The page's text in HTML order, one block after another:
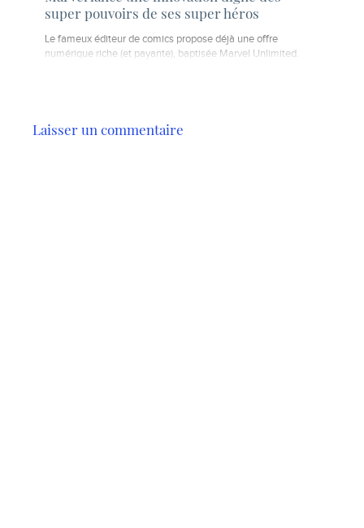
super pouvoirs de ses super héros
Le fameux éditeur de comics propose déjà une offre
numérique riche (et payante), baptisée Marvel Unlimited.
Laisser un commentaire